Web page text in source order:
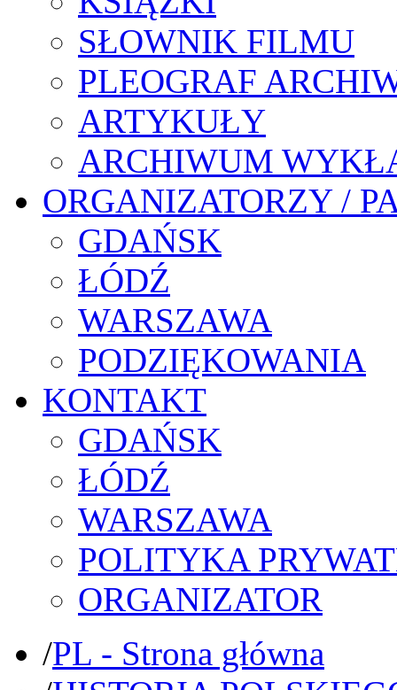
SŁOWNIK FILMU
PLEOGRAF
ARTYKUŁY
ARCHIWUM
ORGANIZATORZY /
GDAŃSK
ŁÓDŹ
WARSZAWA
PODZIĘKOWANIA
KONTAKT
GDAŃSK
ŁÓDŹ
WARSZAWA
POLITYKA
ORGANIZATOR
/PL - Strona główna